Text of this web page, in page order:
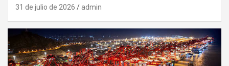
31 de julio de 2026 admin